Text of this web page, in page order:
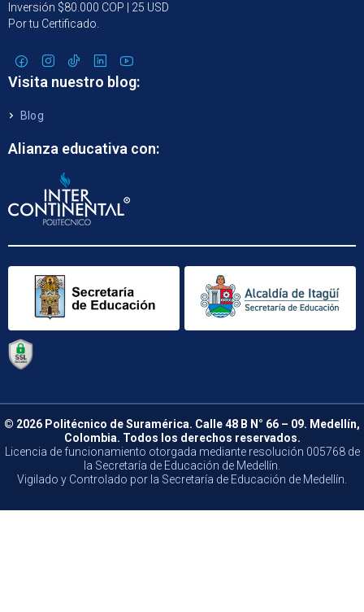
Inversión $80.000 COP | 25 USD
Por tu Certificado.
Visita nuestro blog:
Blog
Alianza educativa con:
© 2026 Politécnico de Suramérica. Calle 48 B N° 66 – 09. Medellín,
Colombia. Todos los derechos reservados.
Licencia de funcionamiento otorgada mediante resolución 005768 de
la Secretaría de Educación de Medellín.
Vigilado y Controlado por la Secretaría de Educación de Medellín.